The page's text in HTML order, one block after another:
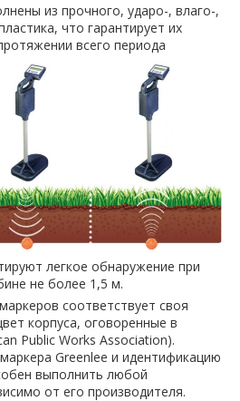
из прочного, ударо-, влаго-,
что гарантирует их
всего периода
легкое обнаружение при
не более 1,5 м.
соответствует своя
корпуса, оговоренные в
Public Works Association).
Greenlee и идентификацию
выполнить любой
от его производителя.